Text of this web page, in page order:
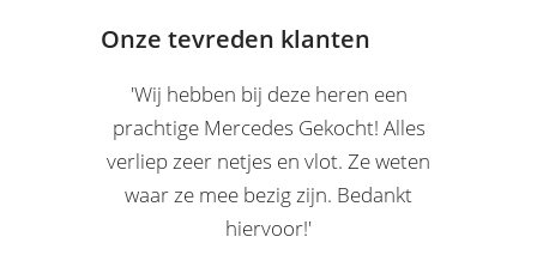
Onze tevreden klanten
'Wij hebben bij deze heren een
prachtige Mercedes Gekocht! Alles
verliep zeer netjes en vlot. Ze weten
waar ze mee bezig zijn. Bedankt
hiervoor!'